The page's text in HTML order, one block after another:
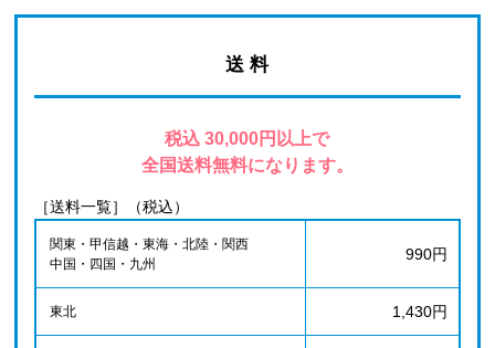
送 料
税込 30,000円以上で
全国送料無料になります。
［送料一覧］（税込）
関東・甲信越・東海・北陸・関西
中国・四国・九州
990円
東北 1,430円